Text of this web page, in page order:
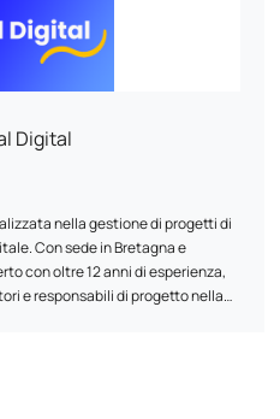
Digital
nella gestione di progetti di
Con sede in Bretagna e
con oltre 12 anni di esperienza,
e responsabili di progetto nella